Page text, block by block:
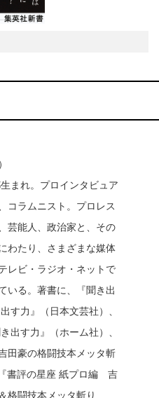
まれ。プロインタビュア
コラムニスト。プロレス
芸能人、政治家と、その
わたり、さまざまな媒体
レビ・ラジオ・ネットで
いる。著書に、『聞き出
す力』（日本文芸社）、
出す力』（ホーム社）、
田豪の格闘技本メッタ斬
書評の星座 紙プロ編 吉
格闘技本メッタ斬り